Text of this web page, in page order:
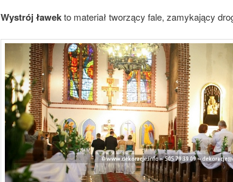
Wystrój ławekto materiał tworzący fale, zamykający